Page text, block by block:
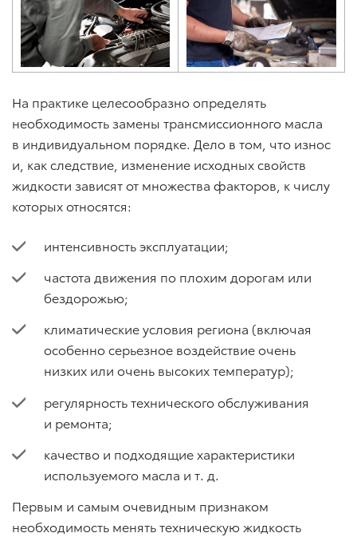
На практике целесообразно определять
необходимость замены трансмиссионного масла
в индивидуальном порядке. Дело в том, что износ
и, как следствие, изменение исходных свойств
жидкости зависят от множества факторов, к числу
которых относятся:
интенсивность эксплуатации;
частота движения по плохим дорогам или
бездорожью;
климатические условия региона (включая
особенно серьезное воздействие очень
низких или очень высоких температур);
регулярность технического обслуживания
и ремонта;
качество и подходящие характеристики
используемого масла и т. д.
Первым и самым очевидным признаком
необходимость менять техническую жидкость